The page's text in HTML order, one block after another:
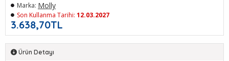
3.638,70TL
Marka: Molly
Son Kullanma Tarihi: 12.03.2027
Ürün Detayı